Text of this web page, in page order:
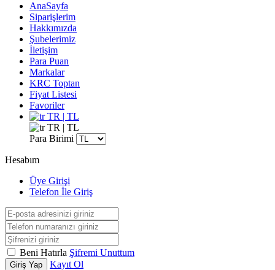
AnaSayfa
Siparişlerim
Hakkımızda
Şubelerimiz
İletişim
Para Puan
Markalar
KRC Toptan
Fiyat Listesi
Favoriler
TR | TL
TR | TL
Para Birimi
Hesabım
Üye Girişi
Telefon İle Giriş
Beni Hatırla Şifremi Unuttum
Giriş Yap
Kayıt Ol